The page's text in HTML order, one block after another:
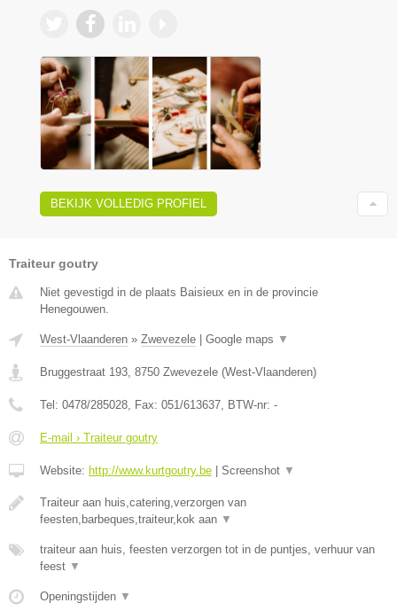
BEKIJK VOLLEDIG PROFIEL
Traiteur goutry
Niet gevestigd in de plaats Baisieux en in de provincie
Henegouwen.
West-Vlaanderen » Zwevezele Google maps ▼
Bruggestraat 193, 8750 Zwevezele (West-Vlaanderen)
Tel: 0478/285028, Fax: 051/613637, BTW-nr: -
E-mail › Traiteur goutry
Website: http://www.kurtgoutry.be Screenshot ▼
Traiteur aan huis,catering,verzorgen van
feesten,barbeques,traiteur,kok aan ▼
traiteur aan huis, feesten verzorgen tot in de puntjes, verhuur van
feest ▼
Openingstijden ▼